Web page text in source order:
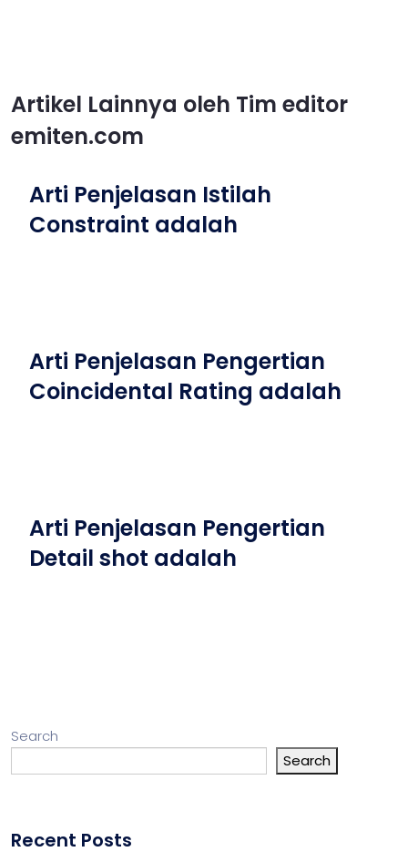
Artikel Lainnya oleh Tim editor
emiten.com
Arti Penjelasan Istilah
Constraint adalah
Arti Penjelasan Pengertian
Coincidental Rating adalah
Arti Penjelasan Pengertian
Detail shot adalah
Search
Search
Recent Posts